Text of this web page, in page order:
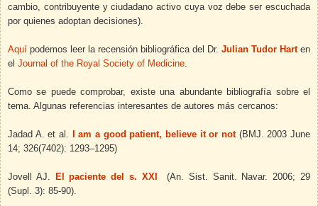
cambio, contribuyente y ciudadano activo cuya voz debe ser escuchada
por quienes adoptan decisiones).
Aquí podemos leer la recensión bibliográfica del Dr. Julian Tudor Hart en
el Journal of the Royal Society of Medicine
Como se puede comprobar, existe una abundante bibliografía sobre el
tema. Algunas referencias interesantes de autores más cercanos:
Jadad A. et al. I am a good patient, believe it or not (BMJ. 2003 June
14; 326(7402): 1293–1295)
Jovell AJ. El paciente del s. XXI
(An. Sist. Sanit. Navar. 2006; 29
(Supl. 3): 85-90).